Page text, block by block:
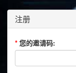
注册
* 您的邀请码: